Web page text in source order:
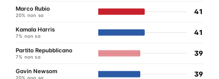
Marco Rubio
20% non sa 41
Kamala Harris
7% non sa 41
Partito Repubblicano
7% non sa 39
Gavin Newsom
20% non sa 39